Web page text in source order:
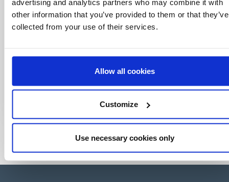
advertising and analytics partners who may combine it with
other information that you’ve provided to them or that they’ve
collected from your use of their services.
Allow all cookies
Customize
Use necessary cookies only